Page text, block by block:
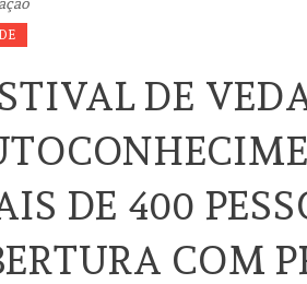
DE
DE 400
COM